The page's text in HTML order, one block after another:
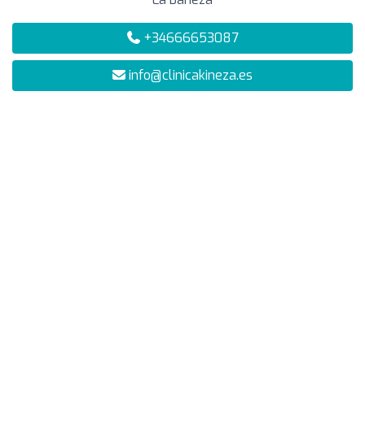
+34666653087
info@clinicakineza.es